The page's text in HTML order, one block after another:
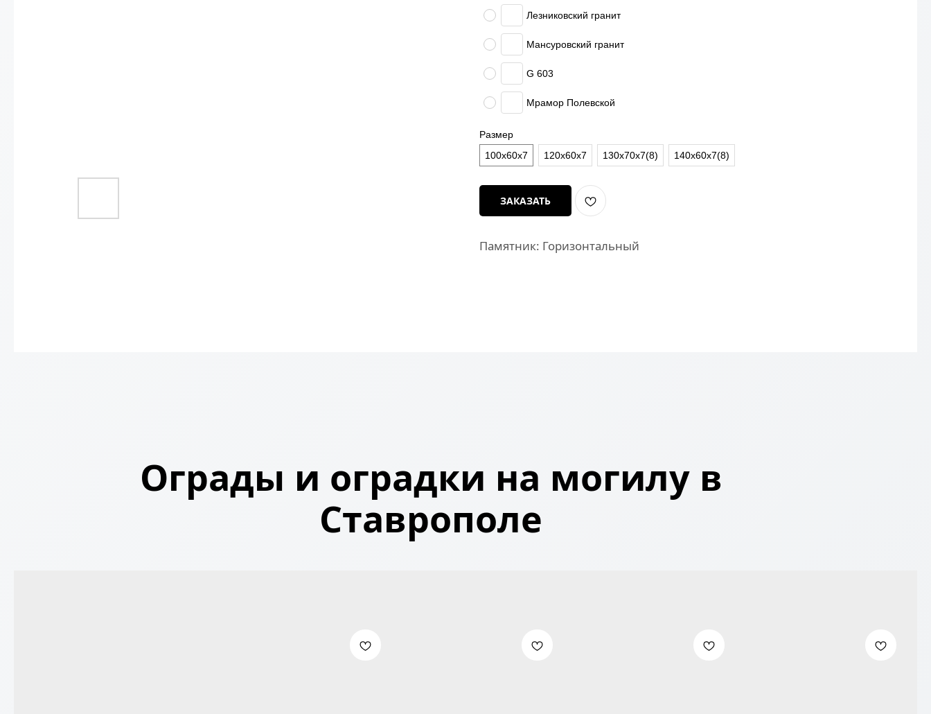
Лезниковский гранит
Мансуровский гранит
G 603
Мрамор Полевской
Размер
100х60х7
120х60х7 130х70х7(8) 140х60х7(8)
ЗАКАЗАТЬ
Памятник: Горизонтальный
Ограды и оградки на могилу в
Ставрополе